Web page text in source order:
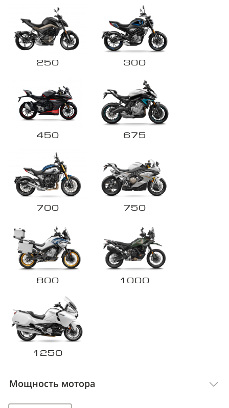
250 300
450 675
700 750
800 1000
1250
Мощность мотора
отправить заявку